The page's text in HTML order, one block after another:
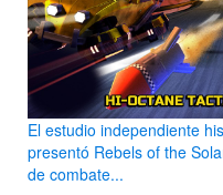
El estudio independiente
presentó Rebels of the
de combate...